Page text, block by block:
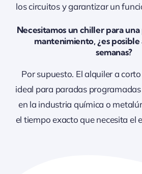
los circuitos y garantizar un
Necesitamos un chiller para
mantenimiento, ¿es
semanas?
Por supuesto. El alquiler a
ideal para paradas
en la industria química o
el tiempo exacto que necesita el